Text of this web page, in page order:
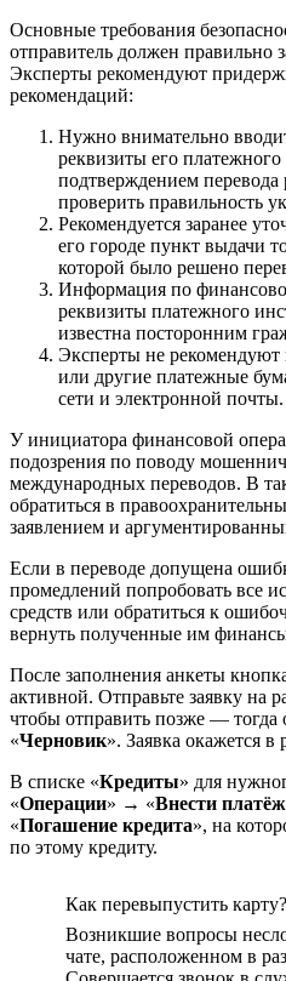
Основные требования
отправитель должен правильно
Эксперты рекомендуют
рекомендаций:
Нужно внимательно
реквизиты его
подтверждением перевода
проверить правильность
Рекомендуется заранее
его городе пункт выдачи
которой было решено
Информация по
реквизиты платежного
известна посторонним
Эксперты не рекомендуют
или другие платежные
сети и электронной почты.
У инициатора финансовой
подозрения по поводу
международных переводов. В
обратиться в
заявлением и
Если в переводе допущена
промедлений попробовать все
средств или обратиться к
вернуть полученные им
После заполнения анкеты
активной. Отправьте заявку на
чтобы отправить позже — тогда
«Черновик». Заявка окажется в
В списке «Кредиты» для
«Операции» → «Внести платёж
«Погашение кредита», на
по этому кредиту.
Как перевыпустить карту?
Возникшие вопросы
чате, расположенном в